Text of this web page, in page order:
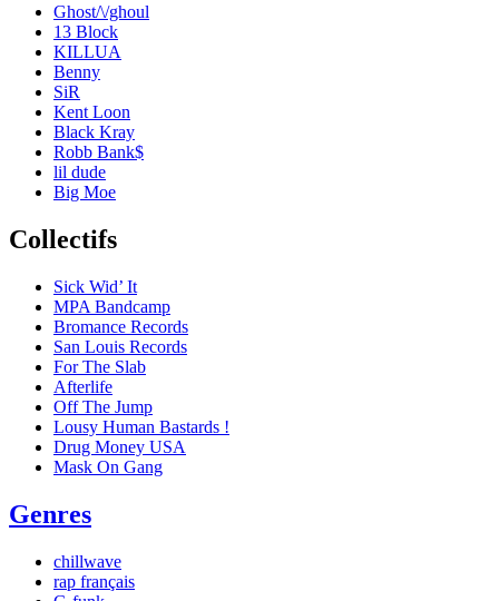
Ghost/\/ghoul
13 Block
KILLUA
Benny
SiR
Kent Loon
Black Kray
Robb Bank$
lil dude
Big Moe
Collectifs
Sick Wid’ It
MPA Bandcamp
Bromance Records
San Louis Records
For The Slab
Afterlife
Off The Jump
Lousy Human Bastards !
Drug Money USA
Mask On Gang
Genres
chillwave
rap français